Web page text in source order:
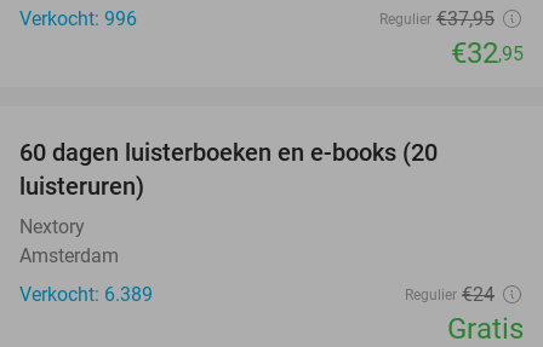
Verkocht: 996
Regulier €37,95
€32,95
60 dagen luisterboeken en e-books (20
luisteruren)
Nextory
Amsterdam
Verkocht: 6.389
Regulier €24
Gratis